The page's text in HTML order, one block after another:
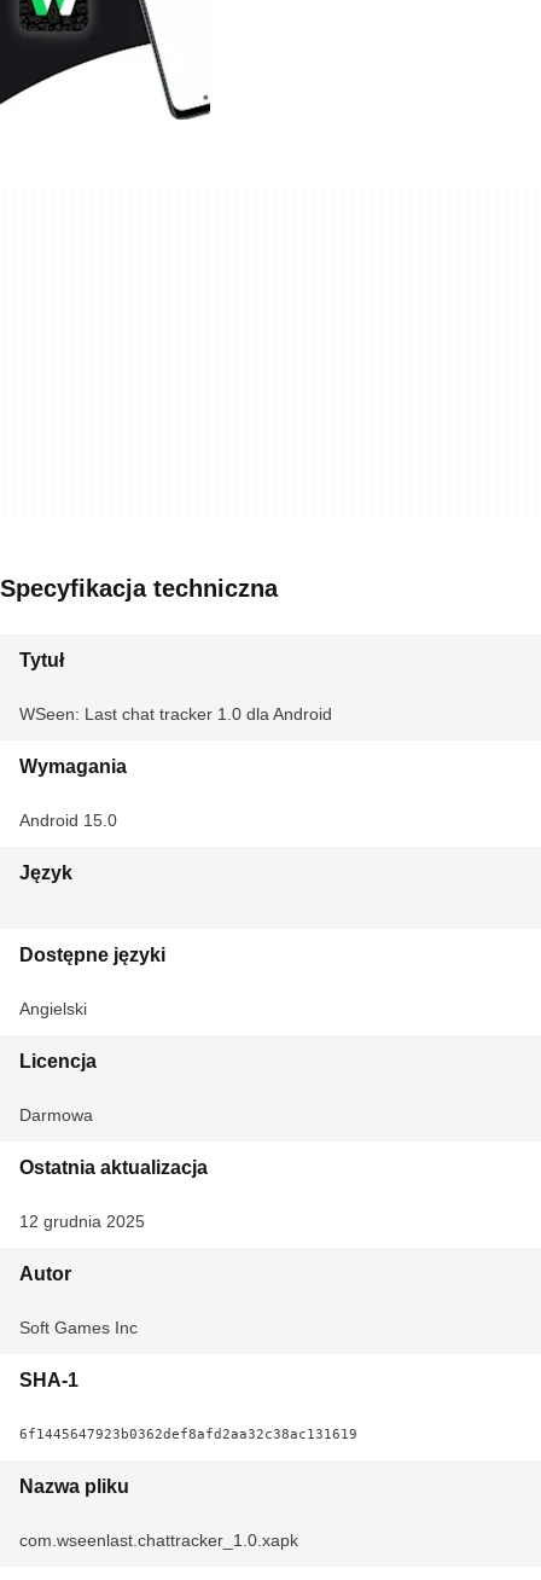
Specyfikacja techniczna
Tytuł
WSeen: Last chat tracker 1.0 dla Android
Wymagania
Android 15.0
Język
Dostępne języki
Angielski
Licencja
Darmowa
Ostatnia aktualizacja
12 grudnia 2025
Autor
Soft Games Inc
SHA-1
6f1445647923b0362def8afd2aa32c38ac131619
Nazwa pliku
com.wseenlast.chattracker_1.0.xapk